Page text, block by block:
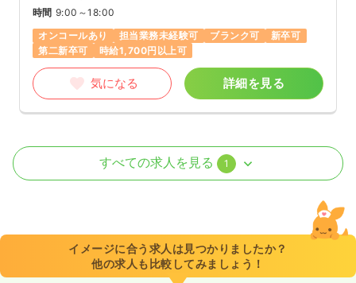
時間 9:00～18:00
オンコールあり
担当業務未経験可 ブランク可
新卒可
第二新卒可
時給1,700円以上可
気になる 詳細を見る
訪問看護 正・准看護師 / 管理職
9:00～18:00
土日休み
オンコールあり 担当業務未経験可
ブランク可
すべての求人を見る 1
イメージに合う求人は見つかりましたか？
他の求人も比較してみましょう！